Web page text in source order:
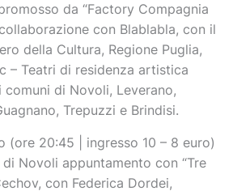
da “Factory Compagnia
con Blablabla, con il
della Cultura, Regione Puglia,
– Teatri di residenza artistica
comuni di Novoli, Leverano,
Trepuzzi e Brindisi.
(ore 20:45 | ingresso 10 – 8 euro)
Novoli appuntamento con “Tre
con Federica Dordei,